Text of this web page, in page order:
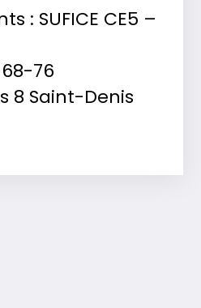
: SUFICE CE5 –
76
8 Saint-Denis